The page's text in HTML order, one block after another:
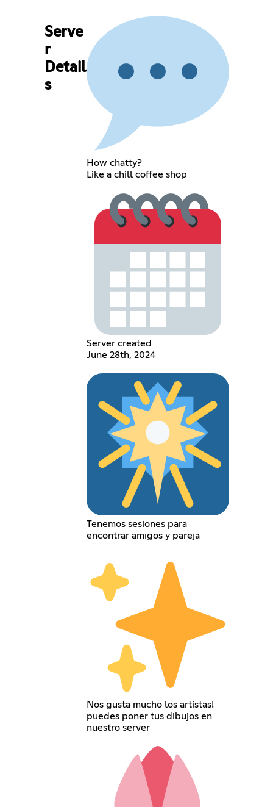
Serve
r
Detail
s
How chatty?
Like a chill coffee shop
Server created
June 28th, 2024
Tenemos sesiones para
encontrar amigos y pareja
Nos gusta mucho los artistas!
puedes poner tus dibujos en
nuestro server